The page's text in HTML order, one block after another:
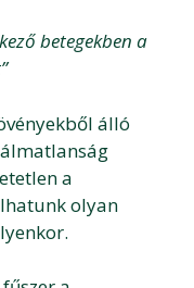
betegekben a
álló
a
olyan